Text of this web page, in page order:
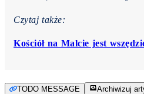
Czytaj także:
Kościół na Malcie jest
TODO MESSAGE Archiwizuj